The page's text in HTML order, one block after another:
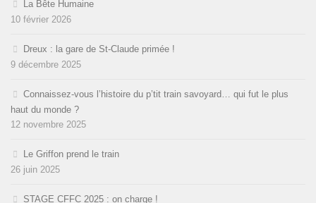
La Bête Humaine
10 février 2026
Dreux : la gare de St-Claude primée !
9 décembre 2025
Connaissez-vous l’histoire du p’tit train savoyard… qui fut le plus
haut du monde ?
12 novembre 2025
Le Griffon prend le train
26 juin 2025
STAGE CFFC 2025 : on charge !